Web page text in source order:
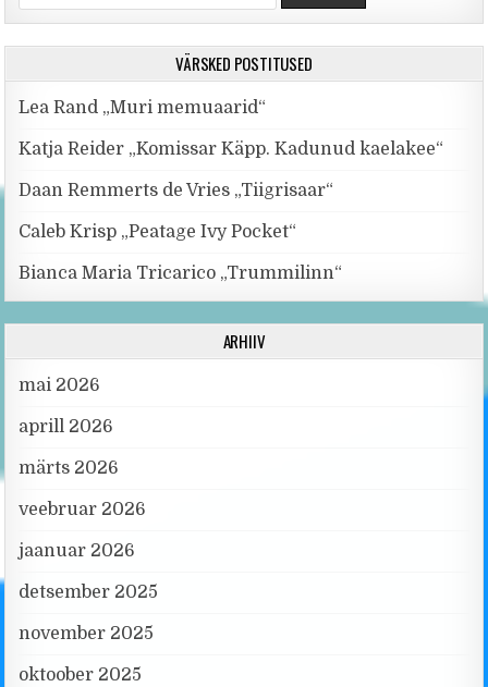
VÄRSKED POSTITUSED
Lea Rand „Muri memuaarid“
Katja Reider „Komissar Käpp. Kadunud kaelakee“
Daan Remmerts de Vries „Tiigrisaar“
Caleb Krisp „Peatage Ivy Pocket“
Bianca Maria Tricarico „Trummilinn“
ARHIIV
mai 2026
aprill 2026
märts 2026
veebruar 2026
jaanuar 2026
detsember 2025
november 2025
oktoober 2025